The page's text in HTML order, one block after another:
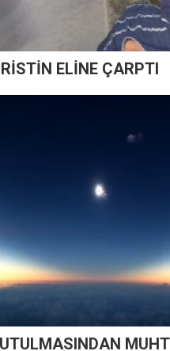
ELİNE ÇARPTI